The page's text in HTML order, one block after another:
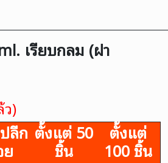
เรียบกลม (ฝา
ว)
ลีก ตั้งแต่ 50
ชิ้น
ตั้งแต่
100 ชิ้น